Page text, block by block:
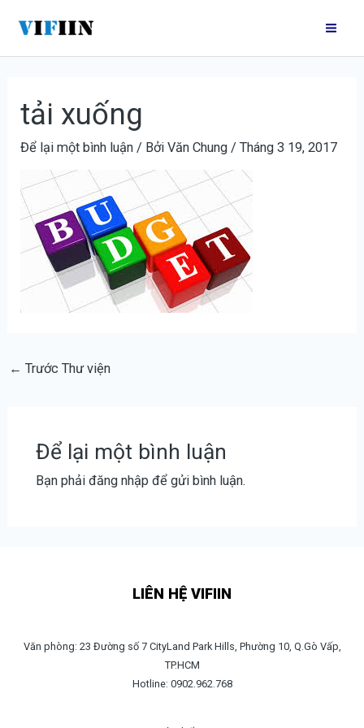
nội
tải xuống
Để lại một bình luận / BởiVăn Chung /Tháng 3 19, 2017
hướng
bài
← Trước Thư viện
Để lại một bình luận
Bạn phải đăng nhậpđể gửi bình luận.
LIÊN HỆ VIFIIN
Văn phòng: 23 Đường số 7 CityLand Park Hills, Phường 10, Q.Gò Vấp,
TP.HCM
Hotline: 0902.962.768